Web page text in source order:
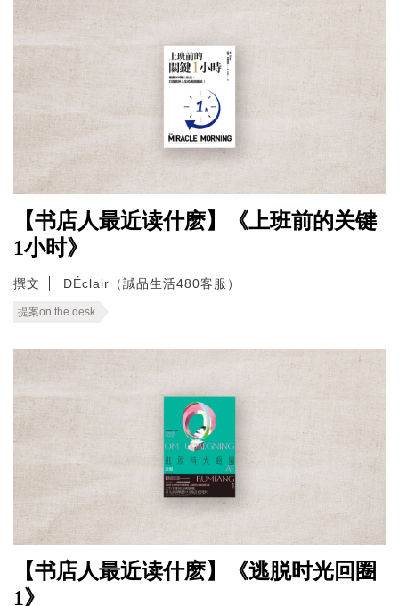
【书店人最近读什麽】《上班前的关键
1小时》
撰文 DÉclair（誠品生活480客服）
提案on the desk
【书店人最近读什麽】《逃脱时光回圈
1》